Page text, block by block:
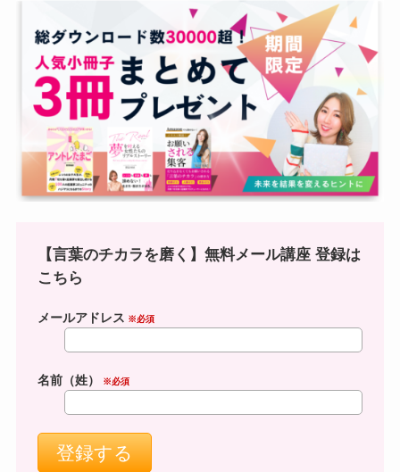
【言葉のチカラを磨く】無料メール講座 登録は
こちら
メールアドレス ※必須
名前（姓） ※必須